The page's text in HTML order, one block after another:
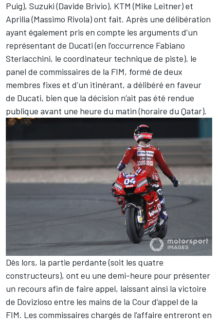
Puig), Suzuki (Davide Brivio), KTM (Mike Leitner) et
Aprilia (Massimo Rivola) ont fait. Après une délibération
ayant également pris en compte les arguments d’un
représentant de Ducati (en l’occurrence Fabiano
Sterlacchini, le coordinateur technique de piste), le
panel de commissaires de la FIM, formé de deux
membres fixes et d’un itinérant, a délibéré en faveur
de Ducati, bien que la décision n’ait pas été rendue
publique avant une heure du matin (horaire du Qatar).
Dès lors, la partie perdante (soit les quatre
constructeurs), ont eu une demi-heure pour présenter
un recours afin de faire appel, laissant ainsi la victoire
de Dovizioso entre les mains de la Cour d’appel de la
FIM. Les commissaires chargés de l’affaire entreront en